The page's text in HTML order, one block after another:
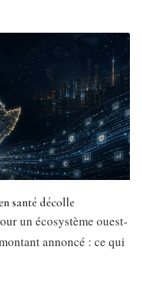
santé décolle
un écosystème ouest-
annoncé : ce qui